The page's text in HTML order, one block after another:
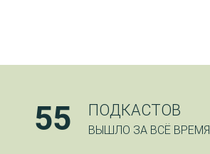
55 ПОДКАСТОВ
ВЫШЛО ЗА ВСЁ ВРЕМЯ